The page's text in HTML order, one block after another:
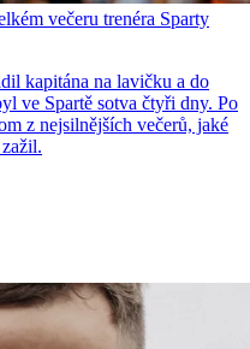
večeru trenéra Sparty
kapitána na lavičku a do
ve Spartě sotva čtyři dny. Po
z nejsilnějších večerů, jaké